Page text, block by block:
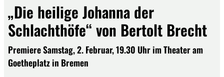
„Die heilige Johanna der
Schlachthöfe“ von Bertolt Brecht
Premiere Samstag, 2. Februar, 19.30 Uhr im Theater am
Goetheplatz in Bremen